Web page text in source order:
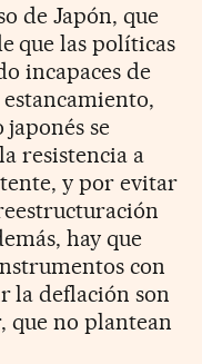
de Japón, que
que las políticas
incapaces de
se
resistencia a
y por evitar
hay que
con
la deflación son
que no plantean